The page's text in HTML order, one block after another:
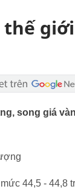
song giá
44,5 - 44,8